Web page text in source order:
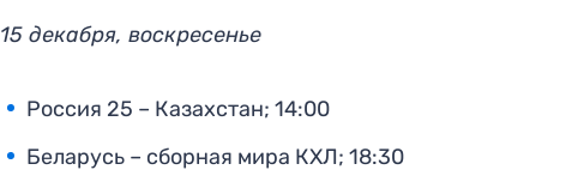
15 декабря, воскресенье
Россия 25 – Казахстан; 14:00
Беларусь – сборная мира КХЛ; 18:30